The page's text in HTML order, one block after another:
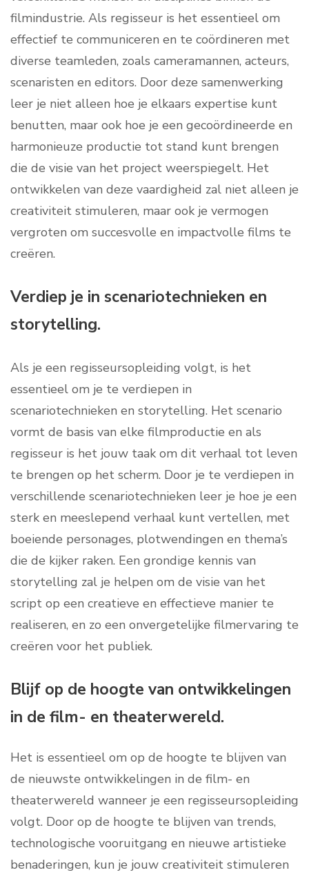
filmindustrie. Als regisseur is het essentieel om
effectief te communiceren en te coördineren met
diverse teamleden, zoals cameramannen, acteurs,
scenaristen en editors. Door deze samenwerking
leer je niet alleen hoe je elkaars expertise kunt
benutten, maar ook hoe je een gecoördineerde en
harmonieuze productie tot stand kunt brengen
die de visie van het project weerspiegelt. Het
ontwikkelen van deze vaardigheid zal niet alleen je
creativiteit stimuleren, maar ook je vermogen
vergroten om succesvolle en impactvolle films te
creëren.
Verdiep je in scenariotechnieken en
storytelling.
Als je een regisseursopleiding volgt, is het
essentieel om je te verdiepen in
scenariotechnieken en storytelling. Het scenario
vormt de basis van elke filmproductie en als
regisseur is het jouw taak om dit verhaal tot leven
te brengen op het scherm. Door je te verdiepen in
verschillende scenariotechnieken leer je hoe je een
sterk en meeslepend verhaal kunt vertellen, met
boeiende personages, plotwendingen en thema’s
die de kijker raken. Een grondige kennis van
storytelling zal je helpen om de visie van het
script op een creatieve en effectieve manier te
realiseren, en zo een onvergetelijke filmervaring te
creëren voor het publiek.
Blijf op de hoogte van ontwikkelingen
in de film- en theaterwereld.
Het is essentieel om op de hoogte te blijven van
de nieuwste ontwikkelingen in de film- en
theaterwereld wanneer je een regisseursopleiding
volgt. Door op de hoogte te blijven van trends,
technologische vooruitgang en nieuwe artistieke
benaderingen, kun je jouw creativiteit stimuleren